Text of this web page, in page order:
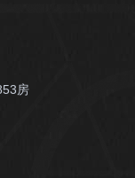
房